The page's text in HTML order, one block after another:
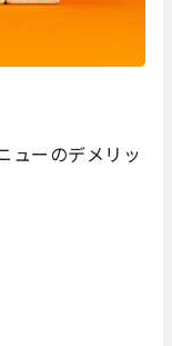
ューのデメリッ